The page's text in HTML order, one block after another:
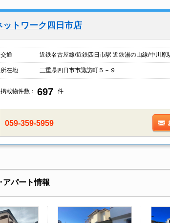
トワーク四日市店
交通 近鉄名古屋線/近鉄四日市駅 近鉄湯の山線/中川原
所在地 三重県四日市市諏訪町５－９
掲載物件数： 697 件
059-359-5959
アパート情報